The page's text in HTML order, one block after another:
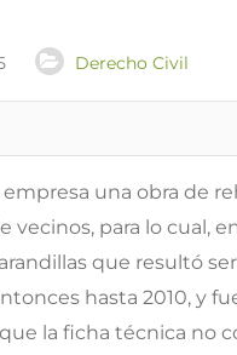
Derecho Civil
una obra de
para lo cual,
que resultó
hasta 2010, y
la ficha técnica no